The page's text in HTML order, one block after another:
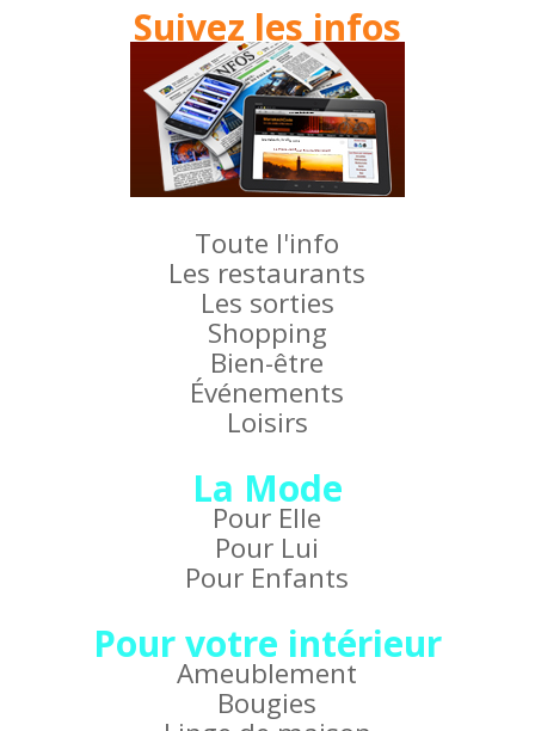
Suivez les infos
Toute l'info
Les restaurants
Les sorties
Shopping
Bien-être
Événements
Loisirs
La Mode
Pour Elle
Pour Lui
Pour Enfants
Pour votre intérieur
Ameublement
Bougies